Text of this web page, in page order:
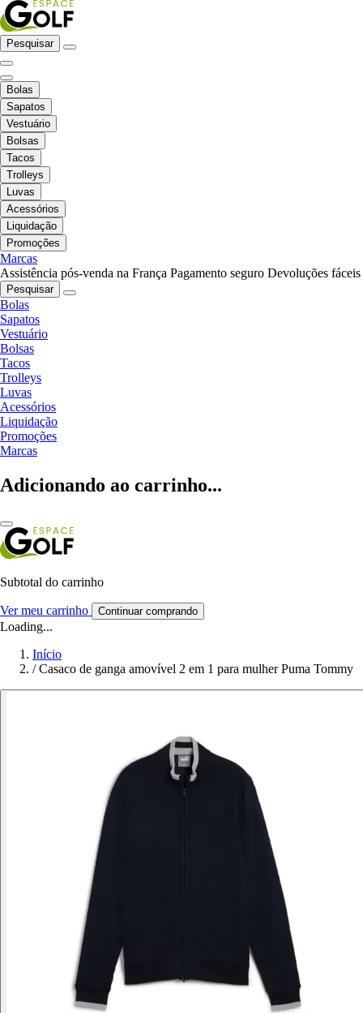
Pesquisar
Bolas
Sapatos
Vestuário
Bolsas
Tacos
Trolleys
Luvas
Acessórios
Liquidação
Promoções
Marcas
Assistência pós-venda na França Pagamento seguro Devoluções fáceis
Pesquisar
Bolas
Sapatos
Vestuário
Bolsas
Tacos
Trolleys
Luvas
Acessórios
Liquidação
Promoções
Marcas
Adicionando ao carrinho...
Subtotal do carrinho
Ver meu carrinho Continuar comprando
Loading...
Início
/ Casaco de ganga amovível 2 em 1 para mulher Puma Tommy